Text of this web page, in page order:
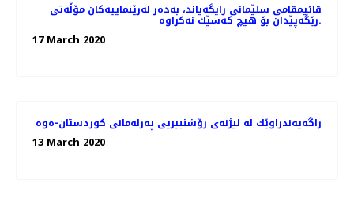
قائیمقامی سلێمانی رایگه‌یاند، به‌ده‌ر له‌رێنماییه‌كان مۆڵه‌تی
رێگه‌پێدان بۆ هیچ كه‌سێك نه‌كراوه‌.
17 March 2020
راگه‌یه‌ندراوێك لە لیژنەی رۆشنبیریی پەرلەمانی كوردستان-ەوە
13 March 2020